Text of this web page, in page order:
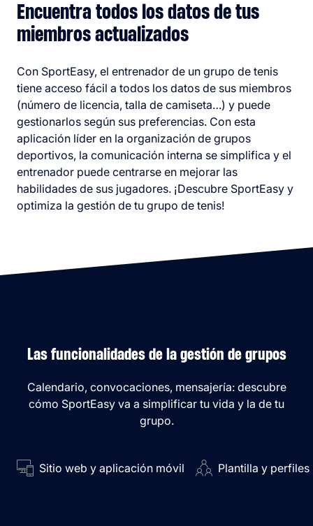
Encuentra todos los datos de tus
miembros actualizados
Con SportEasy, el entrenador de un grupo de tenis
tiene acceso fácil a todos los datos de sus miembros
(número de licencia, talla de camiseta…) y puede
gestionarlos según sus preferencias. Con esta
aplicación líder en la organización de grupos
deportivos, la comunicación interna se simplifica y el
entrenador puede centrarse en mejorar las
habilidades de sus jugadores. ¡Descubre SportEasy y
optimiza la gestión de tu grupo de tenis!
Las funcionalidades de la gestión de grupos
Calendario, convocaciones, mensajería: descubre
cómo SportEasy va a simplificar tu vida y la de tu
grupo.
Sitio web y aplicación móvil Plantilla y perfiles